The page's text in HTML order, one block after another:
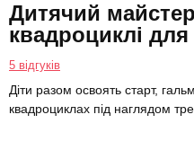
Дитячий
квадроциклі
5 відгуків
Діти разом освоять старт,
квадроциклах під наглядом